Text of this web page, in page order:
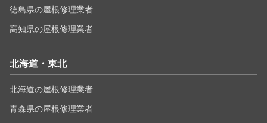
徳島県の屋根修理業者
高知県の屋根修理業者
北海道・東北
北海道の屋根修理業者
青森県の屋根修理業者